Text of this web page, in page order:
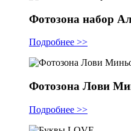
Фотозона набор
Подробнее >>
Фотозона Лови
Подробнее >>